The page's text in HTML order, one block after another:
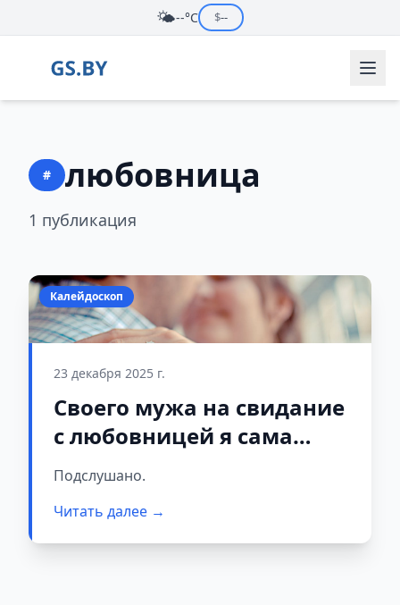
🌤️--°C $--
# любовница
1 публикация
Калейдоскоп
23 декабря 2025 г.
Своего мужа на свидание
с любовницей я сама
собирала. Но что всё так
закончится, не ожидал
никто
Подслушано.
Читать далее →